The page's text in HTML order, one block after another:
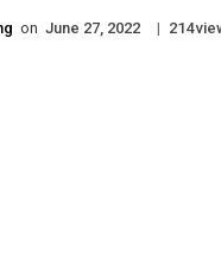
on June 27, 2022 | 214